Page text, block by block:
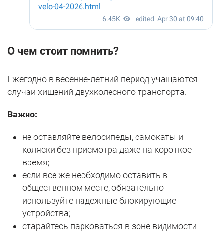
О чем стоит помнить?
Ежегодно в весенне-летний период учащаются
случаи хищений двухколесного транспорта.
Важно:
не оставляйте велосипеды, самокаты и
коляски без присмотра даже на короткое
время;
если все же необходимо оставить в
общественном месте, обязательно
используйте надежные блокирующие
устройства;
старайтесь парковаться в зоне видимости